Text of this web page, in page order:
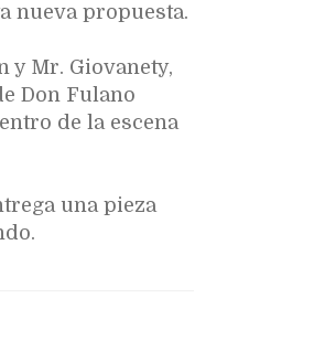
nueva propuesta.
y Mr. Giovanety,
Don Fulano
de la escena
una pieza